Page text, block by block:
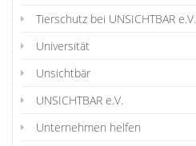
Tierschutz bei UNSICHTBAR e.V.
Universität
Unsichtbär
UNSICHTBAR e.V.
Unternehmen helfen